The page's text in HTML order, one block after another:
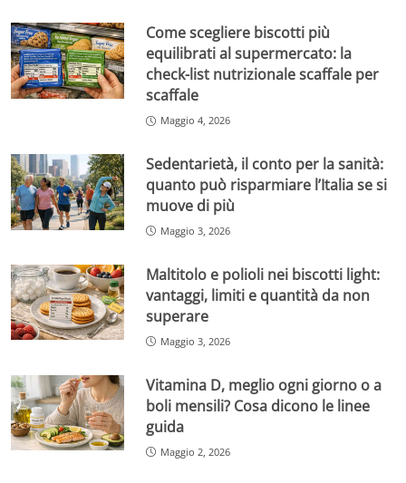
Come scegliere biscotti più
equilibrati al supermercato: la
check-list nutrizionale scaffale per
scaffale
Maggio 4, 2026
Sedentarietà, il conto per la sanità:
quanto può risparmiare l’Italia se si
muove di più
Maggio 3, 2026
Maltitolo e polioli nei biscotti light:
vantaggi, limiti e quantità da non
superare
Maggio 3, 2026
Vitamina D, meglio ogni giorno o a
boli mensili? Cosa dicono le linee
guida
Maggio 2, 2026